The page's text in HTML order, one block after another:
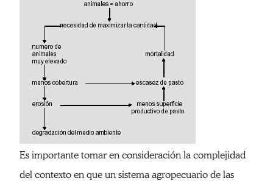
Es importante tomar en consideración la complejidad
del contexto en que un sistema agropecuario de las